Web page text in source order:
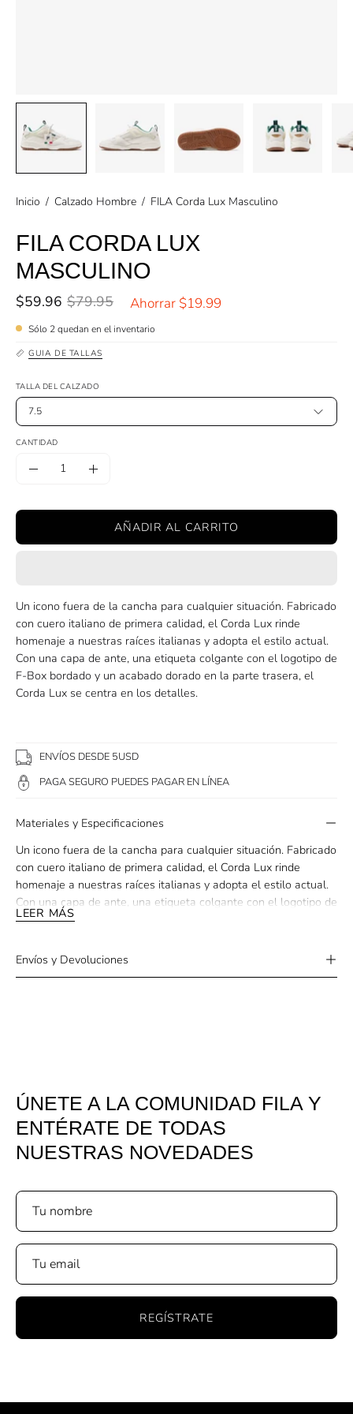
Inicio / Calzado Hombre / FILA Corda Lux Masculino
FILA CORDA LUX
MASCULINO
$59.96 $79.95 Ahorrar $19.99
Sólo 2quedan en el inventario
GUIA DE TALLAS
TALLA DEL CALZADO
7.5
CANTIDAD
Cantidad
Aumentar
cantidad
AÑADIR AL CARRITO
Un icono fuera de la cancha para cualquier situación. Fabricado
con cuero italiano de primera calidad, el Corda Lux rinde
homenaje a nuestras raíces italianas y adopta el estilo actual.
Con una capa de ante, una etiqueta colgante con el logotipo de
F-Box bordado y un acabado dorado en la parte trasera, el
Corda Lux se centra en los detalles.
ENVÍOS DESDE 5USD
PAGA SEGURO PUEDES PAGAR EN LÍNEA
Materiales y Especificaciones
Un icono fuera de la cancha para cualquier situación. Fabricado
con cuero italiano de primera calidad, el Corda Lux rinde
homenaje a nuestras raíces italianas y adopta el estilo actual.
Con una capa de ante, una etiqueta colgante con el logotipo de
F-Box bordado y un acabado dorado en la parte trasera, el
LEER MÁS
Envíos y Devoluciones
ÚNETE A LA COMUNIDAD FILA Y
ENTÉRATE DE TODAS
NUESTRAS NOVEDADES
REGÍSTRATE